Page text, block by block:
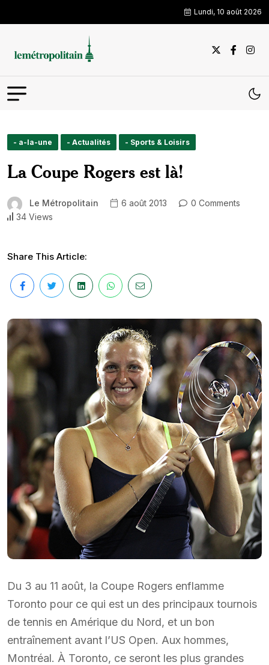
Lundi, 10 août 2026
- a-la-une - Actualités - Sports & Loisirs
La Coupe Rogers est là!
Le Métropolitain 6 août 2013
0 Comments
34 Views
Share This Article:
Du 3 au 11 août, la Coupe Rogers enflamme
Toronto pour ce qui est un des principaux tournois
de tennis en Amérique du Nord, et un bon
entraînement avant l’US Open. Aux hommes,
Montréal. À Toronto, ce seront les plus grandes